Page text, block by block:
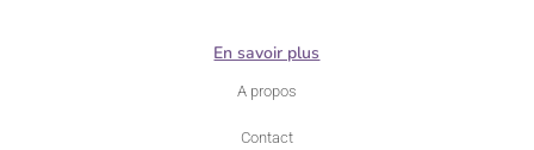
En savoir plus
A propos
Contact